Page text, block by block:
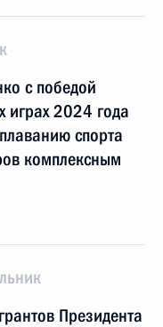
с победой
играх 2024 года
спорта
комплексным
Президента